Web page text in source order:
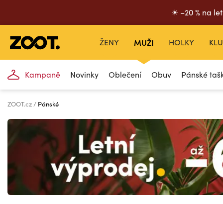
☀ –20 % na
ŽENY MUŽI
Kampaně Novinky Oblečení Obuv Pánské
HOLKY
ZOOT.cz Pánské